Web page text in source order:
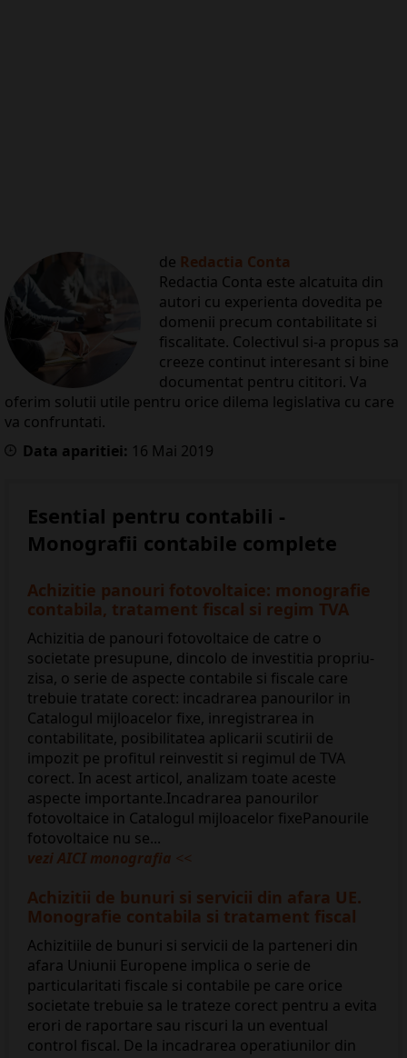
de Redactia Conta
Redactia Conta este alcatuita din
autori cu experienta dovedita pe
domenii precum contabilitate si
fiscalitate. Colectivul si-a propus sa
creeze continut interesant si bine
documentat pentru cititori. Va
oferim solutii utile pentru orice dilema legislativa cu care
va confruntati.
Data aparitiei: 16 Mai 2019
Esential pentru contabili -
Monografii contabile complete
Achizitie panouri fotovoltaice: monografie
contabila, tratament fiscal si regim TVA
Achizitia de panouri fotovoltaice de catre o
societate presupune, dincolo de investitia propriu-
zisa, o serie de aspecte contabile si fiscale care
trebuie tratate corect: incadrarea panourilor in
Catalogul mijloacelor fixe, inregistrarea in
contabilitate, posibilitatea aplicarii scutirii de
impozit pe profitul reinvestit si regimul de TVA
corect. In acest articol, analizam toate aceste
aspecte importante.Incadrarea panourilor
fotovoltaice in Catalogul mijloacelor fixePanourile
fotovoltaice nu se...
vezi AICI monografia <<
Achizitii de bunuri si servicii din afara UE.
Monografie contabila si tratament fiscal
Achizitiile de bunuri si servicii de la parteneri din
afara Uniunii Europene implica o serie de
particularitati fiscale si contabile pe care orice
societate trebuie sa le trateze corect pentru a evita
erori de raportare sau riscuri la un eventual
control fiscal. De la incadrarea operatiunilor din